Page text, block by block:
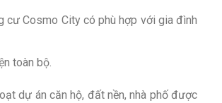
cư Cosmo City có phù hợp với gia đình
toàn bộ.
dự án căn hộ, đất nền, nhà phố được